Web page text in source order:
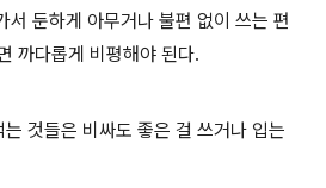
서 둔하게 아무거나 불편 없이 쓰는 편
까다롭게 비평해야 된다.
것들은 비싸도 좋은 걸 쓰거나 입는